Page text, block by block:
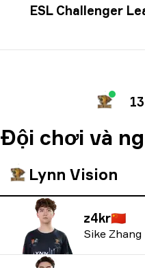
ESL Challenger
Đội chơi và
Lynn Vision
z4kr🇨🇳
Sike Zhang